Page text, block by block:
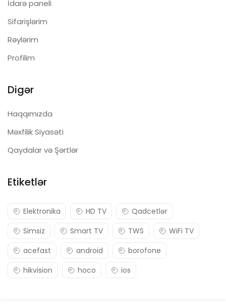
İdarə paneli
Sifarişlərim
Rəylərim
Profilim
Digər
Haqqımızda
Məxfilik Siyasəti
Qaydalar və Şərtlər
Etiketlər
Elektronika HD TV
Qadcetlər
Simsiz
Smart TV TWS
WiFi TV
acefast
android
borofone
hikvision
hoco ios